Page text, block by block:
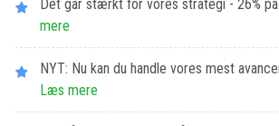
Det går stærkt for vores strategi - 26%
mere
NYT: Nu kan du handle vores mest
Læs mere